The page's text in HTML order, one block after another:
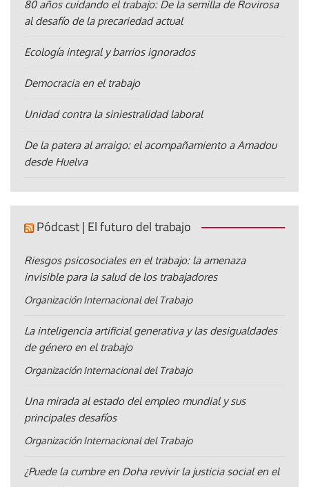
80 años cuidando el trabajo: De la semilla de Rovirosa
al desafío de la precariedad actual
Ecología integral y barrios ignorados
Democracia en el trabajo
Unidad contra la siniestralidad laboral
De la patera al arraigo: el acompañamiento a Amadou
desde Huelva
Pódcast | El futuro del trabajo
Riesgos psicosociales en el trabajo: la amenaza
invisible para la salud de los trabajadores
Organización Internacional del Trabajo
La inteligencia artificial generativa y las desigualdades
de género en el trabajo
Organización Internacional del Trabajo
Una mirada al estado del empleo mundial y sus
principales desafíos
Organización Internacional del Trabajo
¿Puede la cumbre en Doha revivir la justicia social en el